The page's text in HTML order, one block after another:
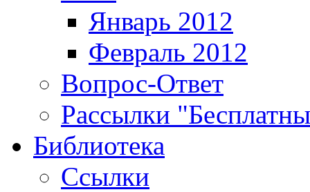
Январь 2012
Февраль 2012
Вопрос-Ответ
Рассылки
Библиотека
Ссылки